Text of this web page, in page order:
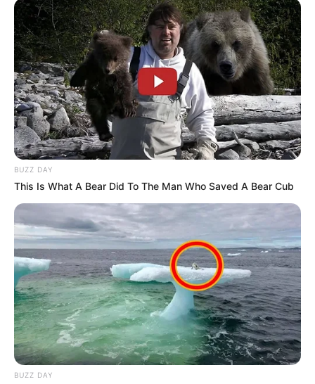
Uso en el Embarazo:Consulta con un
profesional antes de consumir manzanilla
durante el embarazo.
Interacciones Medicamentosas:La
manzanilla puede interactuar con
anticoagulantes y sedantes, por lo que es
recomendable consultar a un médico
antes de usarla si tomas este tipo de
medicamentos.
Puedes ver
BUZZ DAY
This Is What A Bear Did To The Man Who Saved A Bear Cub
BUZZ DAY